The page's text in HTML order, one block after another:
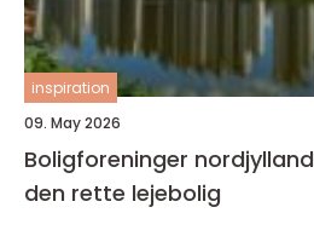
inspiration
09. May 2026
Boligforeninger nordjylland sådan finder du
den rette lejebolig